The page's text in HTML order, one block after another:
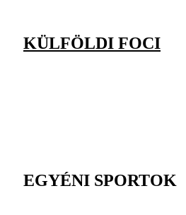
KÜLFÖLDI FOCI
EGYÉNI SPORTOK